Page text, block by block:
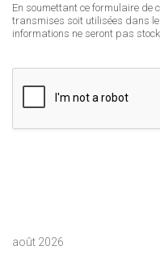
En soumettant ce formulaire de
transmises soit utilisées dans le
informations ne seront pas
août 2026